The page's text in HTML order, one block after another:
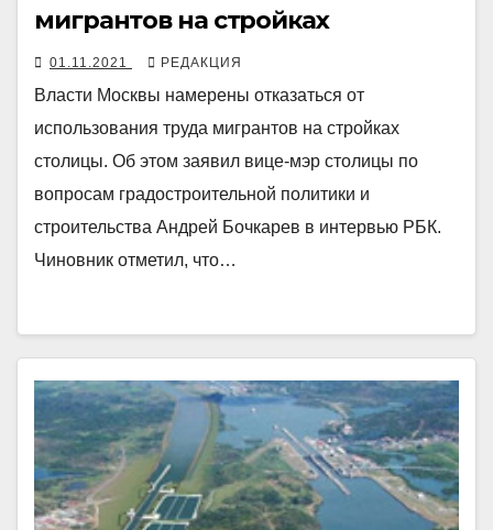
мигрантов на стройках
01.11.2021 РЕДАКЦИЯ
Власти Москвы намерены отказаться от
использования труда мигрантов на стройках
столицы. Об этом заявил вице-мэр столицы по
вопросам градостроительной политики и
строительства Андрей Бочкарев в интервью РБК.
Чиновник отметил, что…